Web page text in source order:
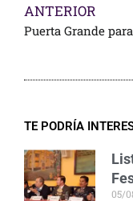
ANTERIOR
TE PODRÍA
05/